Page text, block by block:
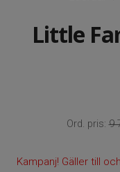
Little
Ord. pris: 9
Kampanj! Gäller till